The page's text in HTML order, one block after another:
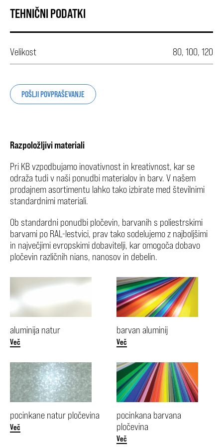
TEHNIČNI PODATKI
Velikost 80, 100, 120
POŠLJI POVPRAŠEVANJE
Razpoložljivi materiali
Pri KB vzpodbujamo inovativnost in kreativnost, kar se
odraža tudi v naši ponudbi materialov in barv. V našem
prodajnem asortimentu lahko tako izbirate med številnimi
standardnimi materiali.
Ob standardni ponudbi pločevin, barvanih s poliestrskimi
barvami po RAL-lestvici, prav tako sodelujemo z najboljšimi
in največjimi evropskimi dobavitelji, kar omogoča dobavo
pločevin različnih nians, nanosov in debelin.
aluminija natur
Več
barvan aluminij
Več
pocinkane natur pločevina
Več
pocinkana barvana
pločevina
Več